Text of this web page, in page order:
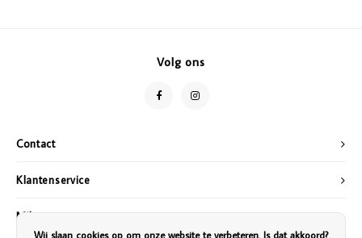
Contact
Volg ons
Klantenservice
Mijn account
Wij slaan cookies op om onze website te verbeteren. Is dat akkoord?